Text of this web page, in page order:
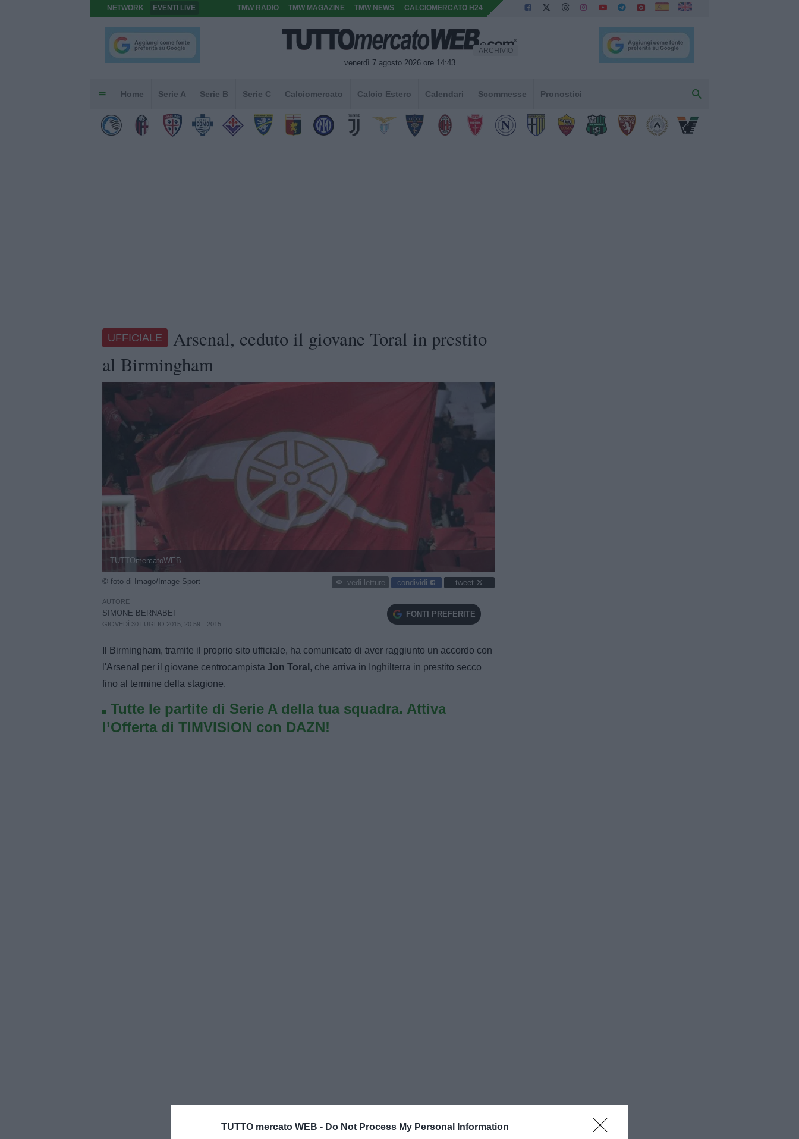
TUTTO mercato WEB - Do Not Process My Personal Information
NETWORK EVENTI LIVE TMW RADIO TMW MAGAZINE TMW NEWS CALCIOMERCATO H24
venerdì 7 agosto 2026 ore 14:43
ARCHIVIO
Home Serie A Serie B Serie C Calciomercato Calcio Estero Calendari Scommesse Pronostici
UFFICIALE
Arsenal, ceduto il giovane Toral in prestito
al Birmingham
TUTTOmercatoWEB
© foto di Imago/Image Sport vedi letture condividi tweet
AUTORE
SIMONE BERNABEI
GIOVEDÌ 30 LUGLIO 2015, 20:59 2015
FONTI PREFERITE
Il Birmingham, tramite il proprio sito ufficiale, ha comunicato di aver raggiunto un accordo con
l'Arsenal per il giovane centrocampista Jon Toral , che arriva in Inghilterra in prestito secco
fino al termine della stagione.
Tutte le partite di Serie A della tua squadra. Attiva
l’Offerta di TIMVISION con DAZN!